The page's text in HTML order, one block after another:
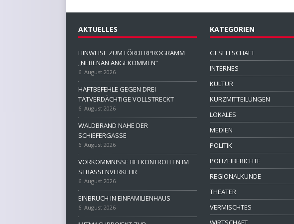
AKTUELLES
HINWEISE ZUM FÖRDERPROGRAMM
„NEBENAN ANGEKOMMEN“
6. August 2026
HAFTBEFEHLE GEGEN DREI
TATVERDÄCHTIGE VOLLSTRECKT
6. August 2026
WALDBRAND NAHE DER
SCHIEFERGASSE
6. August 2026
VORKOMMNISSE BEI KONTROLLEN IM
STRASSENVERKEHR
6. August 2026
EINBRUCH IN EINFAMILIENHAUS
6. August 2026
KATEGORIEN
GESELLSCHAFT
INTERNES
KULTUR
KURZMITTEILUNGEN
LOKALES
MEDIEN
POLITIK
POLIZEIBERICHTE
REGIONALKUNDE
THEATER
VERMISCHTES